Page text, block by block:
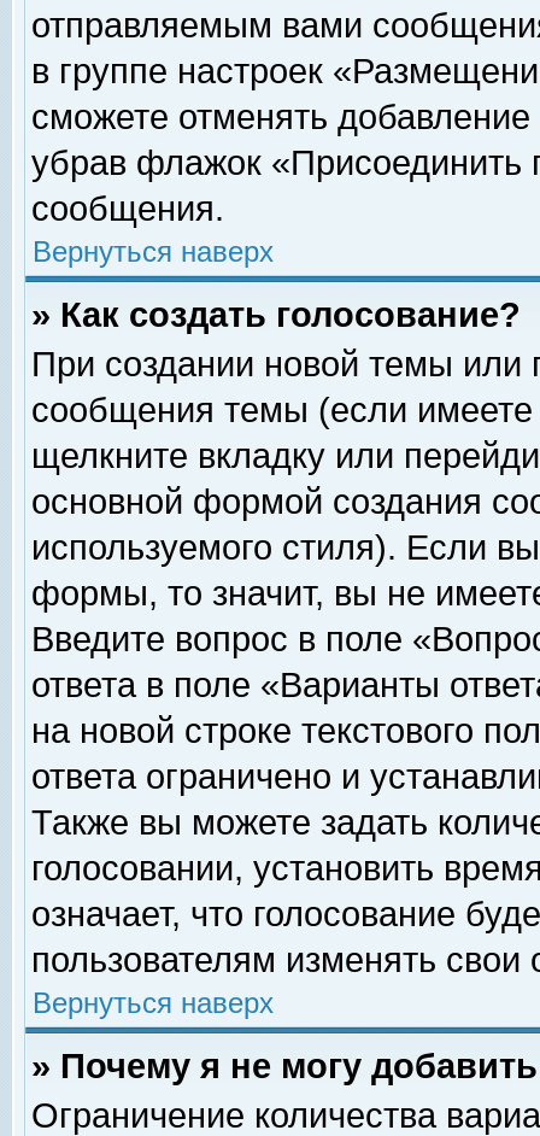
отправляемым вами
в группе настроек
сможете отменять
убрав флажок «Присоединить
сообщения.
Вернуться наверх
» Как создать голосование?
При создании новой темы или
сообщения темы (если
щелкните вкладку или
основной формой создания
используемого стиля). Если
формы, то значит, вы не
Введите вопрос в поле
ответа в поле «Варианты
на новой строке текстового
ответа ограничено и
Также вы можете задать
голосовании, установить
означает, что голосование
пользователям изменять свои
Вернуться наверх
» Почему я не могу
Ограничение количества